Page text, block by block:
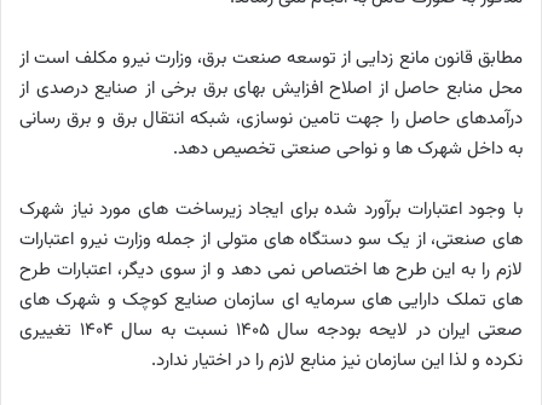
مطابق قانون مانع زدایی از توسعه صنعت برق، وزارت نیرو مکلف است از
محل منابع حاصل از اصلاح افزایش بهای برق برخی از صنایع درصدی از
درآمدهای حاصل را جهت تامین نوسازی، شبکه انتقال برق و برق رسانی
به داخل شهرک ها و نواحی صنعتی تخصیص دهد.
با وجود اعتبارات برآورد شده برای ایجاد زیرساخت های مورد نیاز شهرک
های صنعتی، از یک سو دستگاه های متولی از جمله وزارت نیرو اعتبارات
لازم را به این طرح ها اختصاص نمی دهد و از سوی دیگر، اعتبارات طرح
های تملک دارایی های سرمایه ای سازمان صنایع کوچک و شهرک های
صعتی ایران در لایحه بودجه سال ۱۴۰۵ نسبت به سال ۱۴۰۴ تغییری
نکرده و لذا این سازمان نیز منابع لازم را در اختیار ندارد.